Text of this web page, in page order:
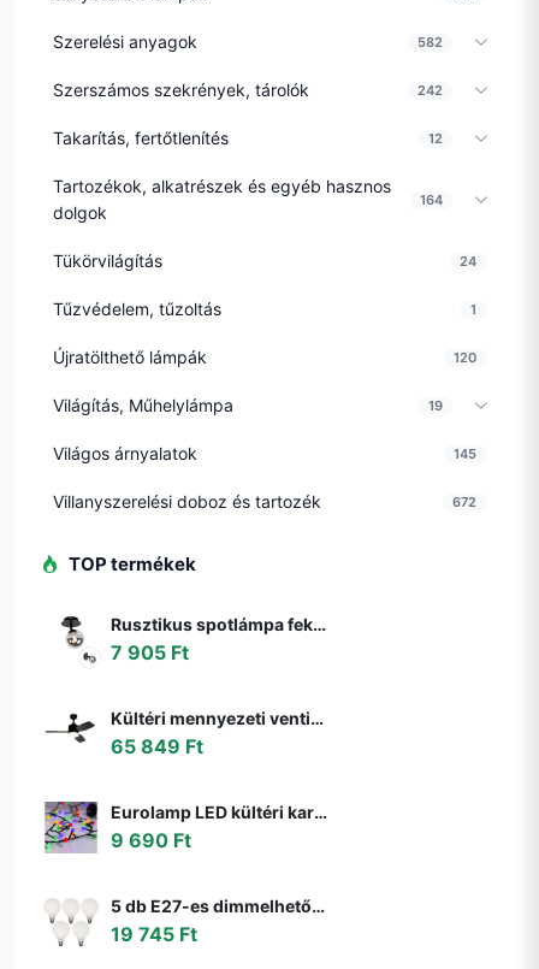
Szerelési anyagok 582
Szerszámos szekrények, tárolók 242
Takarítás, fertőtlenítés 12
Tartozékok, alkatrészek és egyéb hasznos
dolgok
164
Tükörvilágítás 24
Tűzvédelem, tűzoltás 1
Újratölthető lámpák 120
Világítás, Műhelylámpa 19
Világos árnyalatok 145
Villanyszerelési doboz és tartozék 672
TOP termékek
Rusztikus spotlámpa fekete állítható füstüveggel - Athén
7 905 Ft
Kültéri mennyezeti ventilátor fekete 91,3 cm LED-del, fényerőszabályzóval, távirányítóval IP44 - Toledo
65 849 Ft
Eurolamp LED kültéri karácsonyi fényfüzér LINE 500 LED 17,9 m IP44 többszínű 600
9 690 Ft
5 db E27-es dimmelhető LED izzó G95 matt 4W 430lm 2200-4000K szett
19 745 Ft